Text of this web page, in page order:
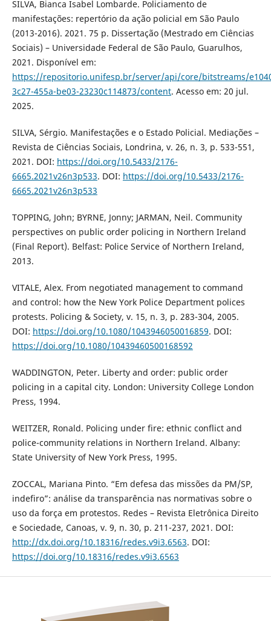
SILVA, Bianca Isabel Lombarde. Policiamento de
manifestações: repertório da ação policial em São Paulo
(2013-2016). 2021. 75 p. Dissertação (Mestrado em Ciências
Sociais) – Universidade Federal de São Paulo, Guarulhos,
2021. Disponível em:
https://repositorio.unifesp.br/server/api/core/bitstreams/
3c27-455a-be03-23230c114873/content. Acesso em: 20 jul.
2025.
SILVA, Sérgio. Manifestações e o Estado Policial. Mediações –
Revista de Ciências Sociais, Londrina, v. 26, n. 3, p. 533-551,
2021. DOI: https://doi.org/10.5433/2176-
6665.2021v26n3p533. DOI: https://doi.org/10.5433/2176-
6665.2021v26n3p533
TOPPING, John; BYRNE, Jonny; JARMAN, Neil. Community
perspectives on public order policing in Northern Ireland
(Final Report). Belfast: Police Service of Northern Ireland,
2013.
VITALE, Alex. From negotiated management to command
and control: how the New York Police Department polices
protests. Policing & Society, v. 15, n. 3, p. 283-304, 2005.
DOI: https://doi.org/10.1080/1043946050016859. DOI:
https://doi.org/10.1080/10439460500168592
WADDINGTON, Peter. Liberty and order: public order
policing in a capital city. London: University College London
Press, 1994.
WEITZER, Ronald. Policing under fire: ethnic conflict and
police-community relations in Northern Ireland. Albany:
State University of New York Press, 1995.
ZOCCAL, Mariana Pinto. “Em defesa das missões da PM/SP,
indefiro”: análise da transparência nas normativas sobre o
uso da força em protestos. Redes – Revista Eletrônica Direito
e Sociedade, Canoas, v. 9, n. 30, p. 211-237, 2021. DOI:
http://dx.doi.org/10.18316/redes.v9i3.6563. DOI:
https://doi.org/10.18316/redes.v9i3.6563